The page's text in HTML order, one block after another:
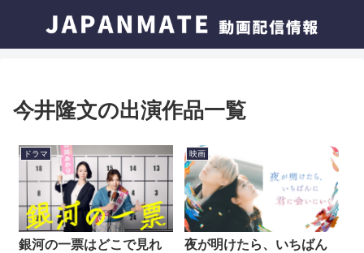
今井隆文の出演作品一覧
ドラマ
銀河の一票はどこで見れ
映画
夜が明けたら、いちばん